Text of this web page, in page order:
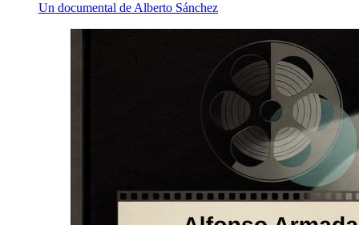
Un documental de Alberto Sánchez